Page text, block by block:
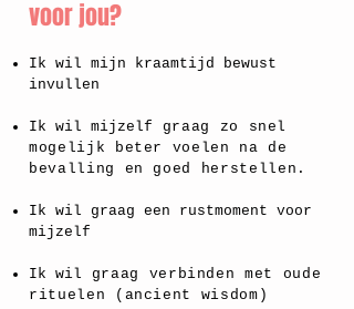
voor jou?
Ik wil mijn kraamtijd bewust
invullen
Ik wil mijzelf graag zo snel
mogelijk beter voelen na de
bevalling en goed herstellen.
Ik wil graag een rustmoment voor
mijzelf
Ik wil graag verbinden met oude
rituelen (ancient wisdom)